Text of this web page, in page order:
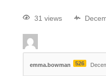
31 views
emma.bowman 526